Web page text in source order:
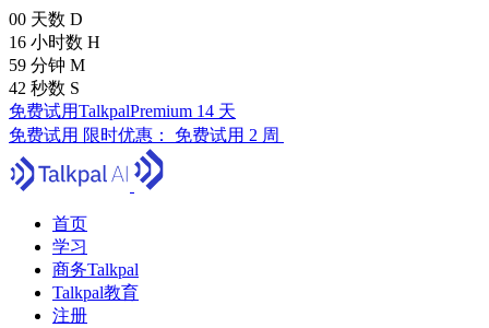
00 天数 D
16 小时数 H
59 分钟 M
41 秒数 S
免费试用TalkpalPremium 14 天
免费试用 限时优惠： 免费试用 2 周
首页
学习
商务Talkpal
Talkpal教育
注册